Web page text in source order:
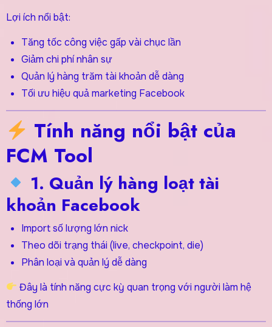
Lợi ích nổi bật:
Tăng tốc công việc gấp vài chục lần
Giảm chi phí nhân sự
Quản lý hàng trăm tài khoản dễ dàng
Tối ưu hiệu quả marketing Facebook
Tính năng nổi bật của
FCM Tool
1. Quản lý hàng loạt tài
khoản Facebook
Import số lượng lớn nick
Theo dõi trạng thái (live, checkpoint, die)
Phân loại và quản lý dễ dàng
Đây là tính năng cực kỳ quan trọng với người làm hệ
thống lớn